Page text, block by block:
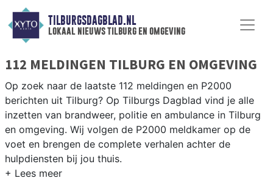
TILBURGSDAGBLAD.NL
lokaal nieuws tilburg en omgeving
112 MELDINGEN TILBURG EN OMGEVING
Op zoek naar de laatste 112 meldingen en P2000
berichten uit Tilburg? Op Tilburgs Dagblad vind je alle
inzetten van brandweer, politie en ambulance in Tilburg
en omgeving. Wij volgen de P2000 meldkamer op de
voet en brengen de complete verhalen achter de
hulpdiensten bij jou thuis.